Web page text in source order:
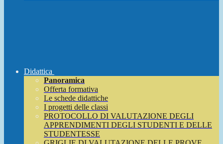
Didattica
Panoramica
Offerta formativa
Le schede didattiche
I progetti delle classi
PROTOCOLLO DI VALUTAZIONE DEGLI
APPRENDIMENTI DEGLI STUDENTI E DELLE
STUDENTESSE